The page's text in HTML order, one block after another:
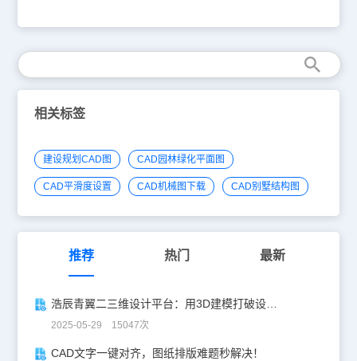
（O），将绘制的椭圆向内偏移20mm。 3、执行“矩形”命令（rec）,
绘制一个400mmX250mm的直角矩形；再执行偏移命令（O），将
直角矩形向内偏移30mm。 4、执行圆角命令（F），根据命令行提
示，选择“半径（R）”选项，再输入半径为50mm,然后分别选择外侧
矩形的二条交叉线进行圆角，用同样的方法再次设置半径为20mm,对
内矩形进行圆角操作。 5、执行“移动”命令（M），选择前面所绘制
限点作为基点，再捕捉内侧矩形的下侧水平线段的中点作为目标
点。 6、执行“修剪”命令（TR），连续二次按空格键，修剪矩形和椭
圆相交的椭圆线条。 7、执行“圆弧”命令（A），过矩形左下侧的点和
椭圆上的一点绘制一条弧线，并将多余弧线进行修剪（TR）操作，
相关标签
建设规划CAD图 CAD园林绿化平面图
CAD平滑度设置 CAD机械图下载 CAD别墅结构图
推荐 热门 最新
浩辰青翼二三维设计平台：用3D建模打破设计边界
2025-05-29 15047次
CAD文字一键对齐，图纸排版难题秒解决！